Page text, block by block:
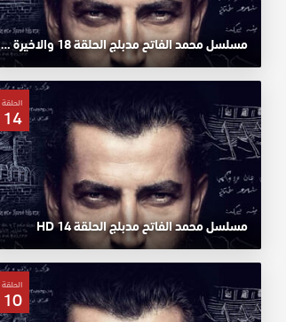
مسلسل محمد الفاتح مدبلج الحلقة 18 والاخيرة HD
الحلقة
14
مسلسل محمد الفاتح مدبلج الحلقة 14 HD
الحلقة
10